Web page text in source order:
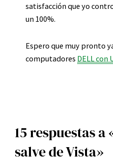
satisfacción que yo
un 100%.
Espero que muy pronto
computadores DELL con
15 respuestas a
salve de Vista»